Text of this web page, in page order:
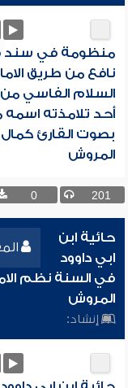
منظومة في سند
نافع من طريق
السلام الفاسي
أحد تلامذته
بصوت القارئ كمال
المروش
201
0
حائية ابن
ابي داوود
في السنة نظم
المروش
إنشاد: